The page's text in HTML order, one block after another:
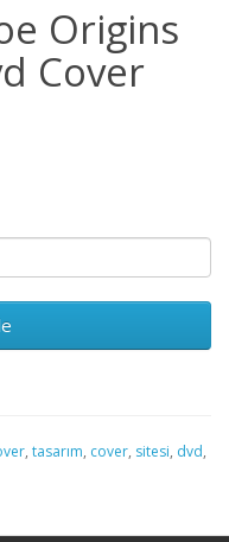
Origins
Cover
, tasarım, cover, sitesi, dvd,